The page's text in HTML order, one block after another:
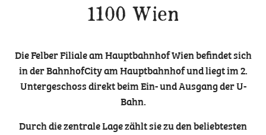
1100 Wien
Die Felber Filiale am Hauptbahnhof Wien befindet sich
in der BahnhofCity am Hauptbahnhof und liegt im 2.
Untergeschoss direkt beim Ein- und Ausgang der U-
Bahn.
Durch die zentrale Lage zählt sie zu den beliebtesten